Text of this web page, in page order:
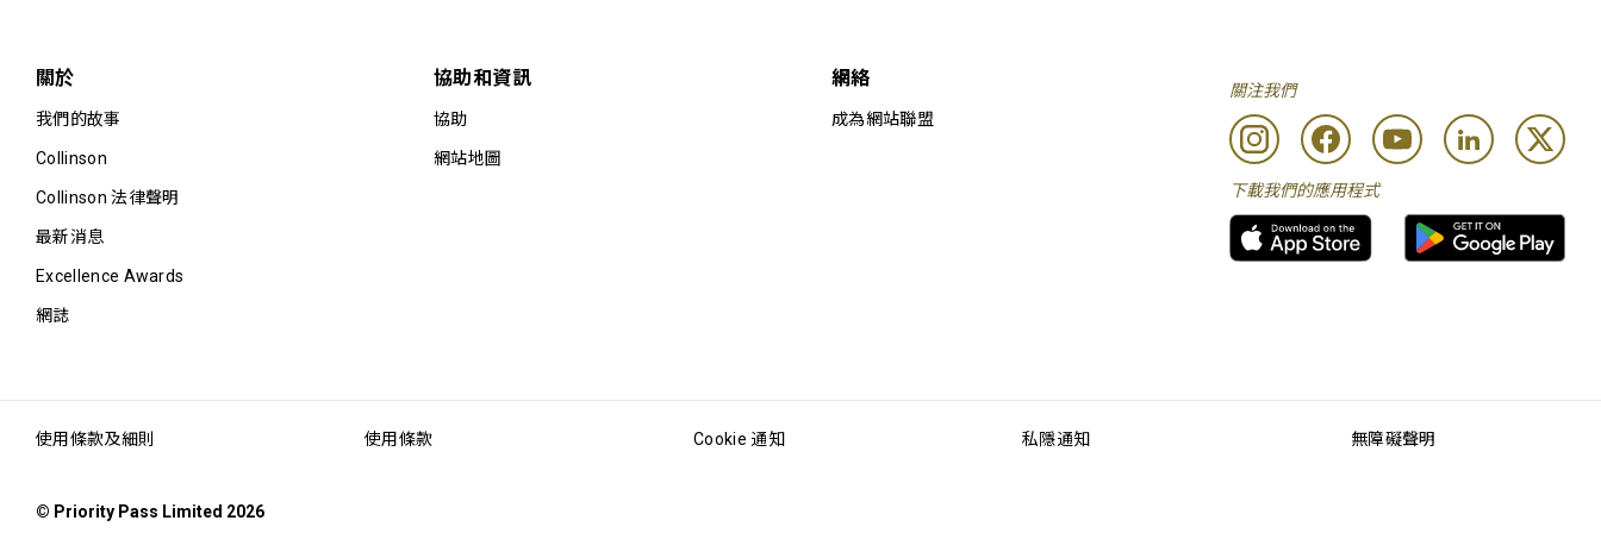
關於
我們的故事
Collinson
Collinson 法律聲明
最新消息
Excellence Awards
網誌
協助和資訊
協助
網站地圖
網絡
成為網站聯盟
關注我們
下載我們的應用程式
使用條款及細則 使用條款 Cookie 通知 私隱通知 無障礙聲明
© Priority Pass Limited 2026